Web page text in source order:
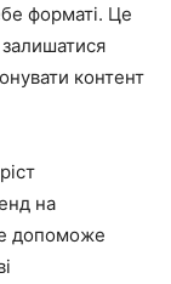
форматі. Це
контент
на
допоможе